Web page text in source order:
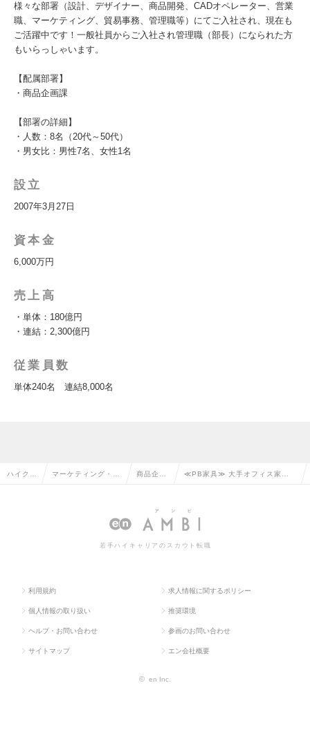
様々な部署（設計、デザイナー、商品開発、CADオペレーター、営業
職、マーケティング、貿易事務、管理職等）にてご入社され、現在も
ご活躍中です！一般社員からご入社され管理職（部長）になられた方
もいらっしゃいます。
【配属部署】
・商品企画課
【部署の詳細】
・人数：8名（20代～50代）
・男女比：男性7名、女性1名
設立
2007年3月27日
資本金
6,000万円
売上高
・単体：180億円
・連結：2,300億円
従業員数
単体240名 連結8,000名
ハイクラ マーケティング・販 商品企
の転職
≪PB家具≫ 大手オフィス家具
発！の求人情報
若手ハイキャリアのスカウト転職
利用規約 求人情報に関するポリシー
個人情報の取り扱い 推奨環境
ヘルプ・お問い合わせ 参画のお問い合わせ
サイトマップ エン会社概要
© en Inc.